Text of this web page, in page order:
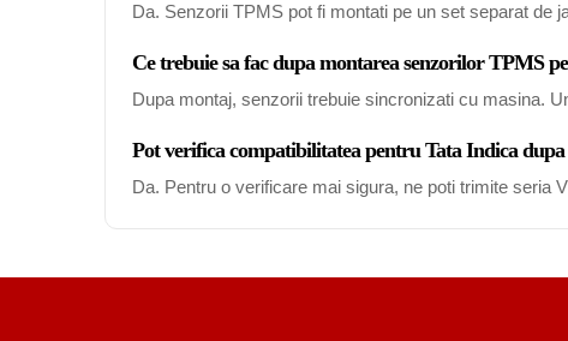
Da. Senzorii TPMS pot fi montati pe un set separat de
Ce trebuie sa fac dupa montarea senzorilor TPMS
Dupa montaj, senzorii trebuie sincronizati cu masina.
Pot verifica compatibilitatea pentru Tata Indica
Da. Pentru o verificare mai sigura, ne poti trimite seria